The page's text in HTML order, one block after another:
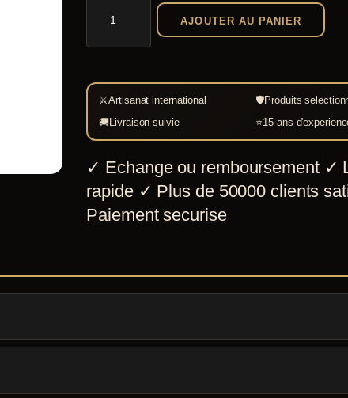
Tabard
noir
AJOUTER AU PANIER
⚔Artisanat international 🛡Produits
🚚 Livraison suivie ⭐15 ans
✓ Echange ou remboursement ✓
rapide ✓ Plus de 50000 clients
Paiement securise